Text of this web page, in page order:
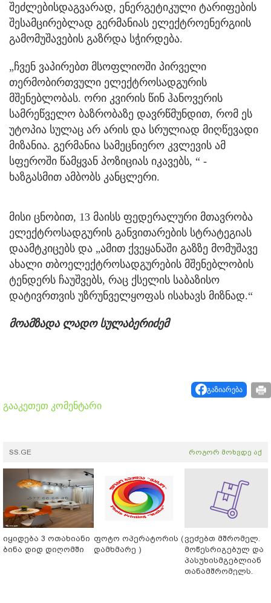
შეძლებისდაგვარად, ენერგეტიკული ტარიფების
შესამცირებლად გერმანიას ელექტროენერგიის
გამომუშავების გაზრდა სჭირდება.
„ჩვენ ვაპირებთ მსოფლიოში პირველი
თერმობირთვული ელექტროსადგურის
მშენებლობას. ორი კვირის წინ ჰანოვერის
სამრეწველო ბაზრობაზე დავრწმუნდით, რომ ეს
უტოპია სულაც არ არის და სრულიად მიღწევადი
მიზანია. გერმანია სამეცნიერო კვლევის ამ
სფეროში წამყვან პოზიციას იკავებს, “ -
ხაზგასმით ამბობს კანცლერი.
მისი ცნობით, 13 მაისს ფედერალური მთავრობა
ელექტროსადგურის განვითარების სტრატეგიას
დაამტკიცებს და „ამით ქვეყანაში გაზზე მომუშავე
ახალი თბოელექტროსადგურების მშენებლობის
ტენდერს ჩაუშვებს, რაც ქსელის საბაზისო
დატივრთვის უზრუნველყოფას ისახავს მიზნად.“
მოამზადა ლადო სულაბერიძემ
გაზიარება
გააკეთეთ კომენტარი
SS.GE როგორ მოხვდე აქ
იყიდება 3 ოთახიანი
ბინა დიდ დიღომში
ფოტო ოპერატორის (
დამხმარე )
ვეძებთ მშრომელ.
მოწესრიგებულ და
პასუხისმგებლიან
თანამშრომელს.